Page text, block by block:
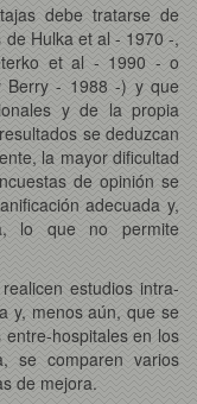
debe tratarse de
Hulka et al - 1970 -,
et al - 1990 - o
Berry - 1988 -) y que
y de la propia
se deduzcan
la mayor dificultad
de opinión se
adecuada y,
lo que no permite
estudios intra-
y, menos aún, que se
hospitales en los
se comparen varios
de mejora.